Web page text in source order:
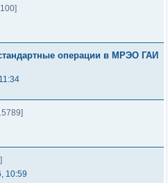
операции в МРЭО ГАИ
10:59